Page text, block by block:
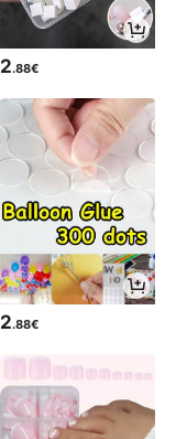
2.88€
2.88€